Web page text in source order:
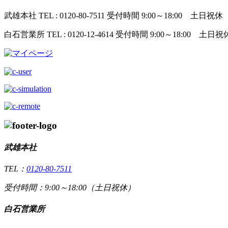
武雄本社 TEL : 0120-80-7511 受付時間 9:00～18:00 土日祝休
白石営業所 TEL : 0120-12-4614 受付時間 9:00～18:00 土日祝
武雄本社
TEL： 0120-80-7511
受付時間：9:00～18:00（土日祝休）
白石営業所